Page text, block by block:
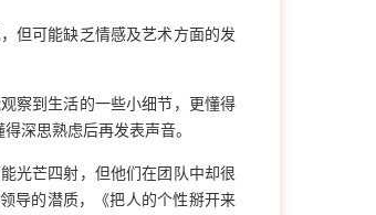
但可能缺乏情感及艺术方面的发
察到生活的一些小细节，更懂得
深思熟虑后再发表声音。
光芒四射，但他们在团队中却很
导的潜质，《把人的个性掰开来